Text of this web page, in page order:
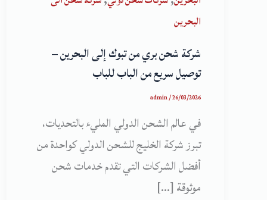
البحرين
شركة شحن بري من تبوك إلى البحرين –
توصيل سريع من الباب للباب
admin/26/03/2026
في عالم الشحن الدولي المليء بالتحديات،
تبرز شركة الخليج للشحن الدولي كواحدة من
أفضل الشركات التي تقدم خدمات شحن
موثوقة […]